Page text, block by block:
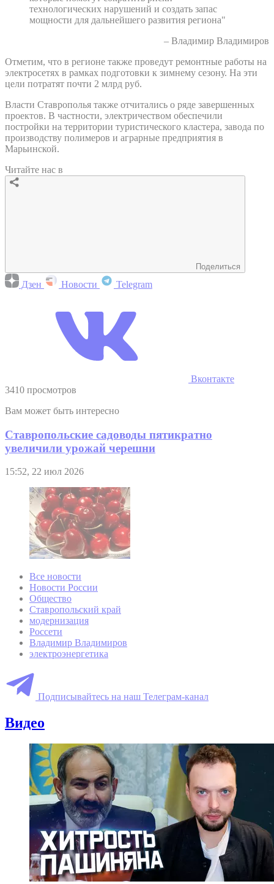
технологических нарушений и создать запас
мощности для дальнейшего развития региона"
– Владимир Владимиров
Отметим, что в регионе также проведут ремонтные работы на
электросетях в рамках подготовки к зимнему сезону. На эти
цели потратят почти 2 млрд руб.
Власти Ставрополья также отчитались о ряде завершенных
проектов. В частности, электричеством обеспечили
постройки на территории туристического кластера, завода по
производству полимеров и аграрные предприятия в
Марьинской.
Читайте нас в
Поделиться
Дзен Новости Telegram
Вконтакте
3410 просмотров
Вам может быть интересно
Ставропольские садоводы пятикратно
увеличили урожай черешни
15:52, 22 июл 2026
Все новости
Новости России
Общество
Ставропольский край
модернизация
Россети
Владимир Владимиров
электроэнергетика
Подписывайтесь на наш Телеграм-канал
Видео